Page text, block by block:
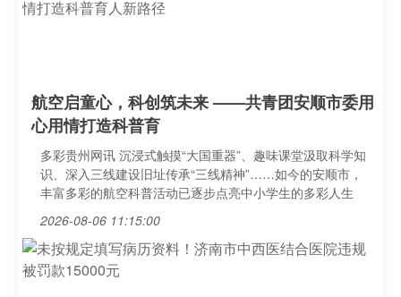
航空启童心，科创筑未来 ——共青团安顺市委用
心用情打造科普育
多彩贵州网讯 沉浸式触摸“大国重器”、趣味课堂汲取科学知
识、深入三线建设旧址传承“三线精神”……如今的安顺市，
丰富多彩的航空科普活动已逐步点亮中小学生的多彩人生
2026-08-06 11:15:00